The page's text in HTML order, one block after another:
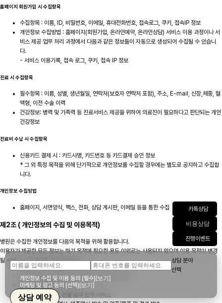
카톡상담
비용상담
진행이벤트
상담 분야
선택
개인정보 수집 및 이용 동의 (필수) [보기]
마케팅 및 광고 동의 (선택) [보기]
상담 예약
홈페이지 회원가입 시 수집항목
수집항목 : 이름, ID, 비밀번호, 이메일, 휴대전화번호, 접속로그, 쿠키, 접속IP 정보
개인정보 수집방법 : 홈페이지(회원가입, 온라인예약, 온라인상담) 서비스 이용 과정이나 서
비스 제공 업무 처리 과정에서 다음과 같은 정보들이 자동으로 생성되어 수집될 수 있습니
다.
- 서비스 이용기록, 접속 로그, 쿠키, 접속 IP 정보
진료 시 수집항목
필수항목 : 이름, 성별, 생년월일, 연락처(보호자 연락처 포함), 주소, E-mail, 신장,체중, 혈
액형, 이전 수술 이력
건강정보: 병력 및 가족력 등 진료서비스 제공을 위하여 의료진이 필요하다고 판단되는 개인
건강정보
진료비 수납 시 수집항목
신용카드 결제 시 : 카드사명, 카드번호 등 카드결제 승인 정보
* 그 외 특정 목적을 위해 단기적으로 개인정보를 수집할 경우에는 별도로 공지하고 수집합
니다.
개인정보 수집방법
홈페이지, 서면양식, 팩스, 전화, 상담 게시판, 이메일 등을 통한 수집
제2조 ( 개인정보의 수집 및 이용목적)
병원은 수집한 개인정보를 다음의 목적을 위해 활용합니다.
이용자가 제공한 모든 정보는 하기 목적에 필요한 용도 이외로는 사용되지 않으며 이용 목적이 변경
될 시에는 사전 동의를 구할 것입니다.
진료/검사/ 예약조회 및 진료를 위한 본인확인 절차
진단 및 치료를 위한 서비스
진료비 청구, 수납, 환불 등의 원무 서비스